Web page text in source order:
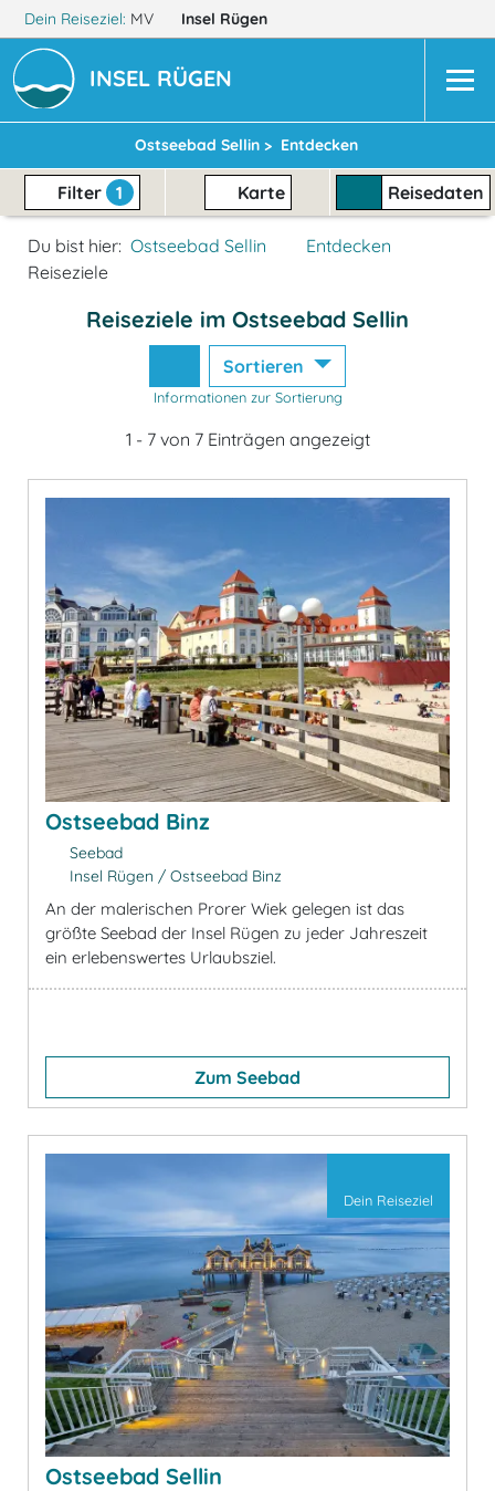
Dein Reiseziel: MV Insel Rügen
INSEL RÜGEN
Ostseebad Sellin > Entdecken
Filter 1 Karte Reisedaten
Du bist hier: Ostseebad Sellin
Entdecken
Reiseziele
Reiseziele im Ostseebad Sellin
Sortieren
Informationen zur Sortierung
1 - 7 von 7 Einträgen angezeigt
Ostseebad Binz
Seebad
Insel Rügen / Ostseebad Binz
An der malerischen Prorer Wiek gelegen ist das
größte Seebad der Insel Rügen zu jeder Jahreszeit
ein erlebenswertes Urlaubsziel.
Zum Seebad
Dein Reiseziel
Ostseebad Sellin